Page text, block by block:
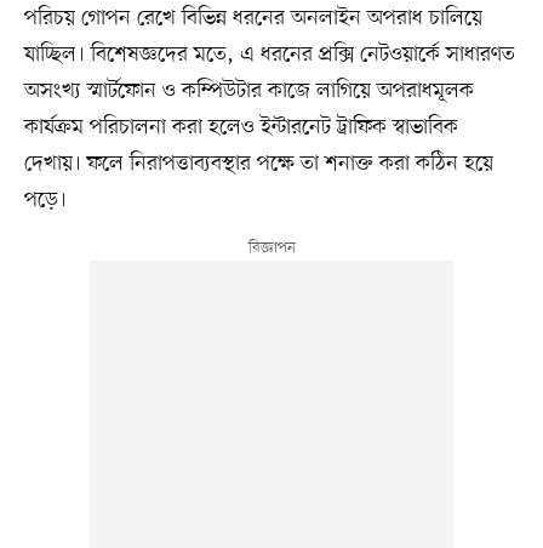
পরিচয় গোপন রেখে বিভিন্ন ধরনের অনলাইন অপরাধ চালিয়ে
যাচ্ছিল। বিশেষজ্ঞদের মতে, এ ধরনের প্রক্সি নেটওয়ার্কে সাধারণত
অসংখ্য স্মার্টফোন ও কম্পিউটার কাজে লাগিয়ে অপরাধমূলক
কার্যক্রম পরিচালনা করা হলেও ইন্টারনেট ট্রাফিক স্বাভাবিক
দেখায়। ফলে নিরাপত্তাব্যবস্থার পক্ষে তা শনাক্ত করা কঠিন হয়ে
পড়ে।